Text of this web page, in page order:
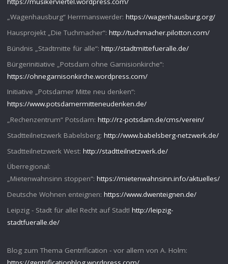
„Wagenhausburg“ Herrmanswerder: https://wagenhausburg.org/
Hausprojekt „Die Tuchmacher“: http://tuchmacher.pilotton.com/
Bündnis „Stadtmitte für alle“: http://stadtmittefueralle.de/
Bürgerinitiative „Potsdam ohne Garnisionkirche“:
https://ohnegarnisonkirche.wordpress.com/
Initiative „Potsdamer Mitte neu denken“:
https://www.potsdamermitteneudenken.de/
„Rechenzentrum“ Potsdam: http://rz-potsdam.de/cms/verein/
Stadtteilnetzwerk Babelsberg: http://www.babelsberg-netzwerk.de/
Stadtteilnetzwerk West: http://stadtteilnetzwerk.de/
Überregional:
„Mietenwahnsinn stoppen“: https://mietenwahnsinn.info/aktuelles/
Deutsche Wohnen enteignen: https://www.dwenteignen.de/
Leipzig - Stadt für alle! Recht auf Stadt! http://leipzig-
stadtfueralle.de/
Blog zum Thema Gentrification - vor allem von A. Holm: